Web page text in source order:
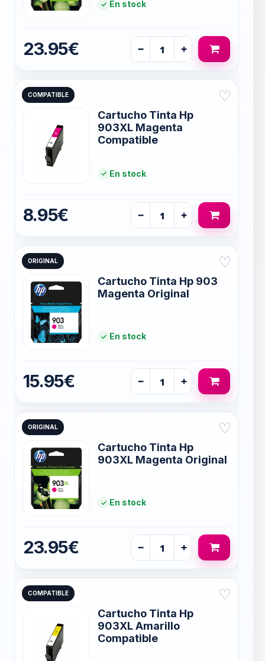
En stock
23.95€ − +
COMPATIBLE ♡
Cartucho Tinta Hp
903XL Magenta
Compatible
En stock
8.95€ − +
ORIGINAL ♡
Cartucho Tinta Hp 903
Magenta Original
En stock
15.95€ − +
ORIGINAL ♡
Cartucho Tinta Hp
903XL Magenta Original
En stock
23.95€ − +
COMPATIBLE ♡
Cartucho Tinta Hp
903XL Amarillo
Compatible